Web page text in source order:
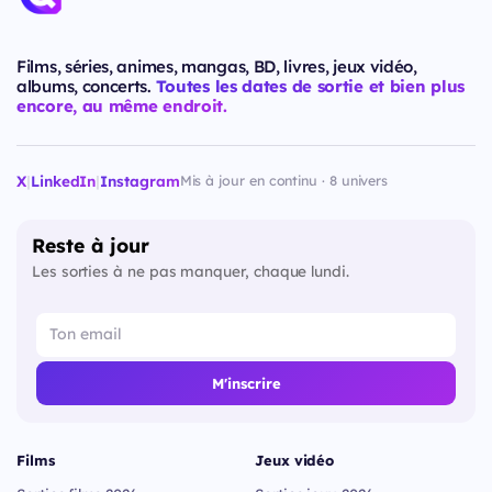
Films, séries, animes, mangas, BD, livres, jeux vidéo,
albums, concerts. Toutes les dates de sortie et bien plus
encore, au même endroit.
X|LinkedIn|InstagramMis à jour en continu · 8 univers
Reste à jour
Les sorties à ne pas manquer, chaque lundi.
M'inscrire
Films Jeux vidéo